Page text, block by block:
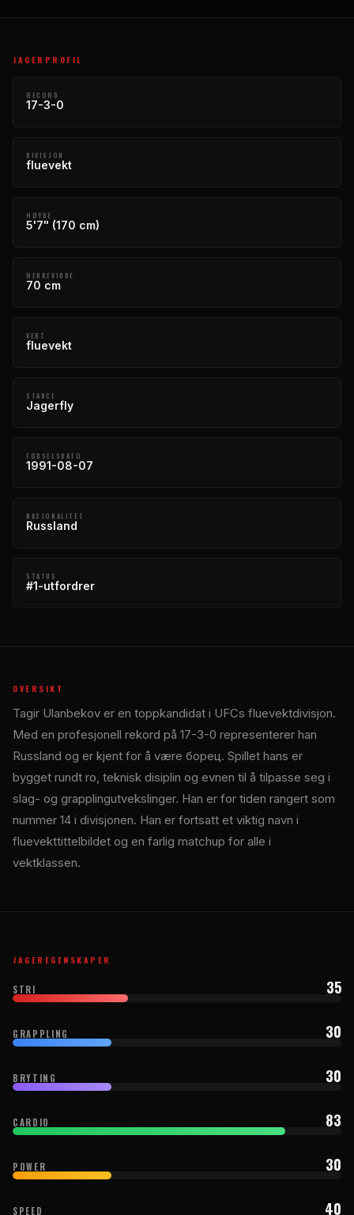
JAGERPROFIL
RECORD
17-3-0
DIVISJON
fluevekt
HØYDE
5'7" (170 cm)
REKKEVIDDE
70 cm
VEKT
fluevekt
STANCE
Jagerfly
FØDSELSDATO
1991-08-07
NASJONALITET
Russland
STATUS
#1-utfordrer
OVERSIKT
Tagir Ulanbekov er en toppkandidat i UFCs fluevektdivisjon.
Med en profesjonell rekord på 17-3-0 representerer han
Russland og er kjent for å være борец. Spillet hans er
bygget rundt ro, teknisk disiplin og evnen til å tilpasse seg i
slag- og grapplingutvekslinger. Han er for tiden rangert som
nummer 14 i divisjonen. Han er fortsatt et viktig navn i
fluevekttittelbildet og en farlig matchup for alle i
vektklassen.
JAGEREGENSKAPER
STRI 35
GRAPPLING 30
BRYTING 30
CARDIO 83
POWER 30
SPEED 40